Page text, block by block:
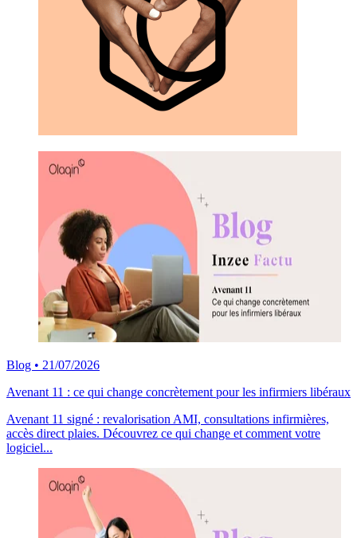
Blog • 21/07/2026
Avenant 11 : ce qui change concrètement pour les infirmiers libéraux
Avenant 11 signé : revalorisation AMI, consultations infirmières,
accès direct plaies. Découvrez ce qui change et comment votre
logiciel...